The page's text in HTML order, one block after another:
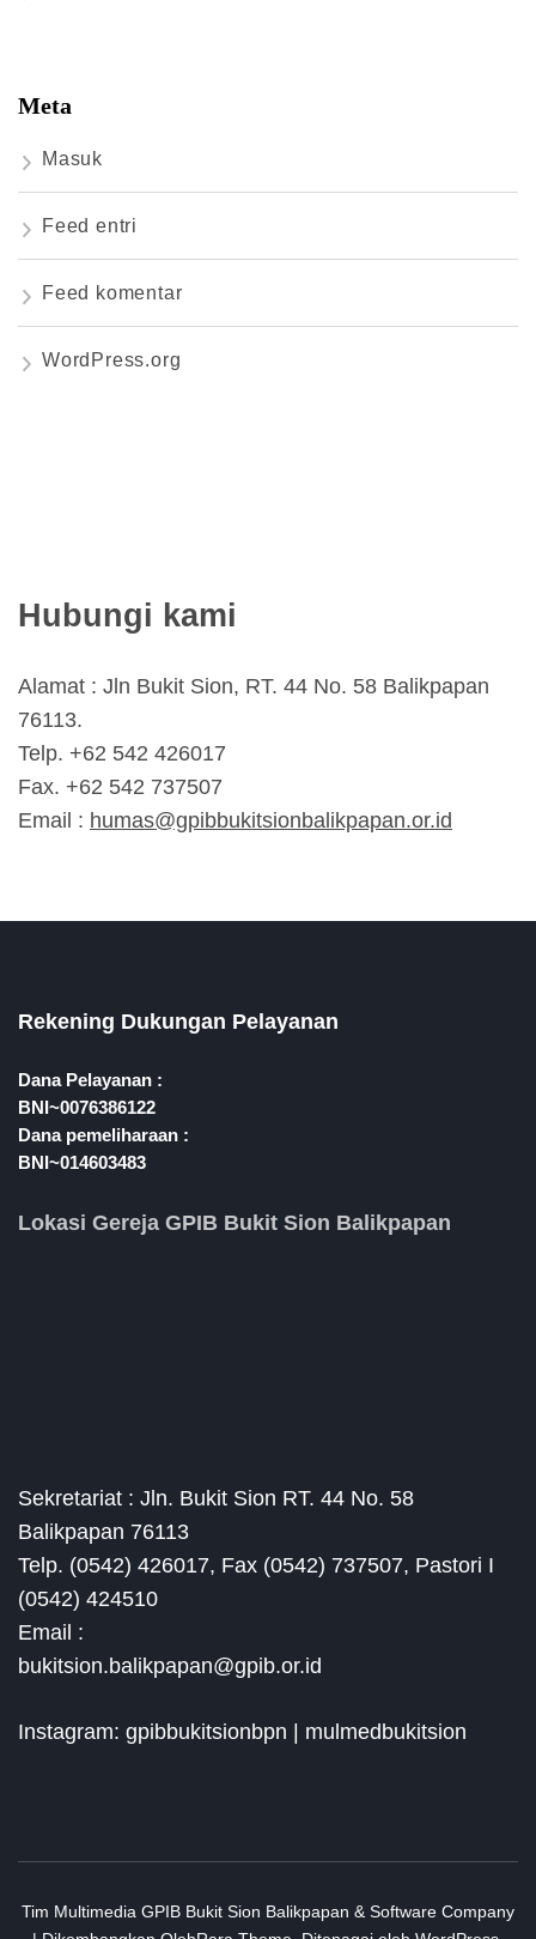
Meta
Masuk
Feed entri
Feed komentar
WordPress.org
Hubungi kami
Alamat : Jln Bukit Sion, RT. 44 No. 58 Balikpapan
76113.
Telp. +62 542 426017
Fax. +62 542 737507
Email : humas@gpibbukitsionbalikpapan.or.id
Rekening Dukungan Pelayanan
Dana Pelayanan :
BNI~0076386122
Dana pemeliharaan :
BNI~014603483
Lokasi Gereja GPIB Bukit Sion Balikpapan
Sekretariat : Jln. Bukit Sion RT. 44 No. 58
Balikpapan 76113
Telp. (0542) 426017, Fax (0542) 737507, Pastori I
(0542) 424510
Email :
bukitsion.balikpapan@gpib.or.id
Instagram: gpibbukitsionbpn | mulmedbukitsion
Tim Multimedia GPIB Bukit Sion Balikpapan & Software Company